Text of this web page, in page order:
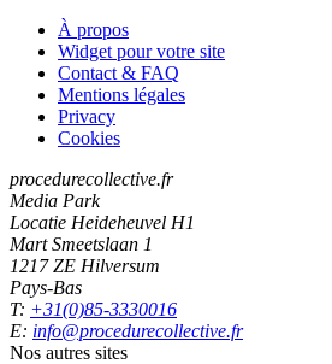
À propos
Widget pour votre site
Contact & FAQ
Mentions légales
Privacy
Cookies
procedurecollective.fr
Media Park
Locatie Heideheuvel H1
Mart Smeetslaan 1
1217 ZE Hilversum
Pays-Bas
T: +31(0)85-3330016
E: info@procedurecollective.fr
Nos autres sites